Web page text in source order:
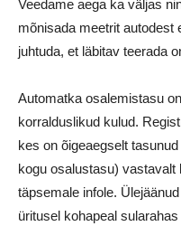
Veedame aega ka väljas
mõnisada meetrit
juhtuda, et läbitav teerada
Automatka osalemistasu
korralduslikud kulud.
kes on õigeaegselt
kogu osalustasu) vastavalt
täpsemale infole.
üritusel kohapeal